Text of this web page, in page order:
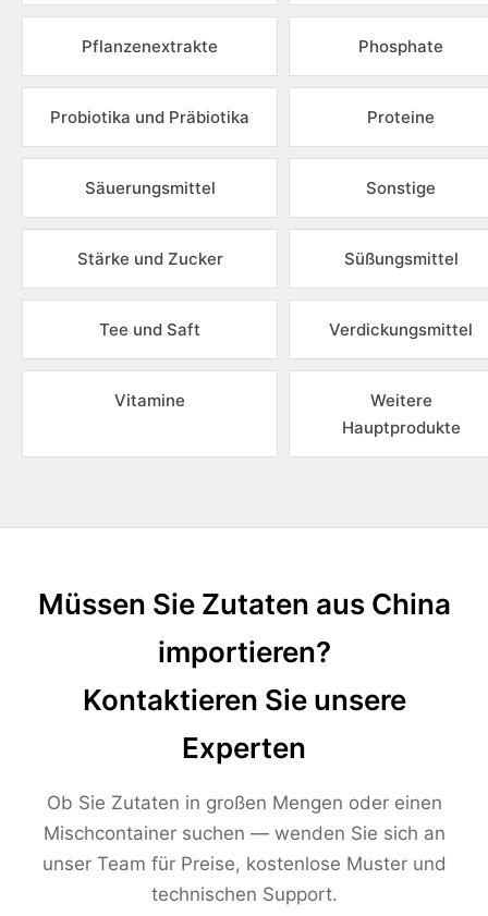
Pflanzenextrakte Phosphate
Probiotika und Präbiotika Proteine
Säuerungsmittel Sonstige
Stärke und Zucker Süßungsmittel
Tee und Saft Verdickungsmittel
Vitamine
Weitere
Hauptprodukte
Müssen Sie Zutaten aus China
importieren?
Kontaktieren Sie unsere
Experten
Ob Sie Zutaten in großen Mengen oder einen
Mischcontainer suchen — wenden Sie sich an
unser Team für Preise, kostenlose Muster und
technischen Support.